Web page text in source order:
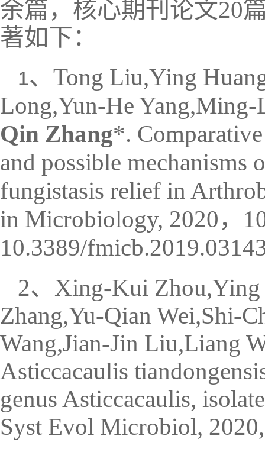
余篇，核心期刊论文20
著如下：
1、 Tong Liu,Ying
Long,Yun-He Yang,Ming-
Qin Zhang*.
and possible mechanisms
fungistasis relief in
in Microbiology, 2020，
10.3389/
2、Xing-Kui
Zhang,Yu-Qian Wei,Shi-
Wang,Jian-Jin Liu,Liang
Asticcacaulis
genus Asticcacaulis,
Syst Evol Microbiol,